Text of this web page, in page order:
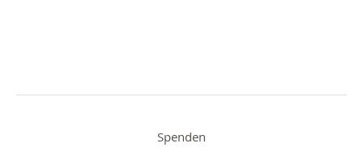
Spenden